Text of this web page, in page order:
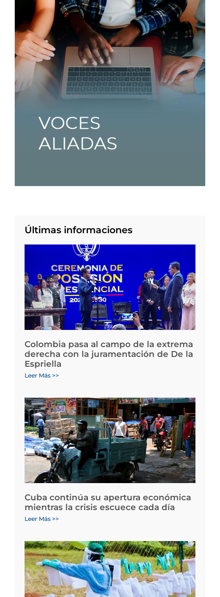
Últimas informaciones
Colombia pasa al campo de la extrema
derecha con la juramentación de De la
Espriella
Leer Más >>
Cuba continúa su apertura económica
mientras la crisis escuece cada día
Leer Más >>